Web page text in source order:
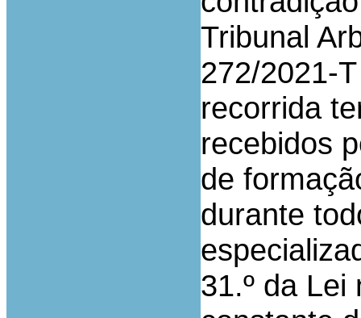
Tribunal
272/2021-
recorrida
recebidos
de
durante
31.º da Lei